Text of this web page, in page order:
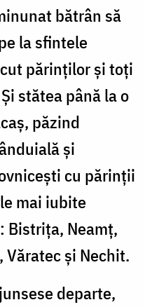
bătrân să
la sfintele
părinţilor şi toţi
stătea până la o
păzind
şi
cu părinţii
mai iubite
Bistriţa, Neamţ,
Văratec şi Nechit.
departe,